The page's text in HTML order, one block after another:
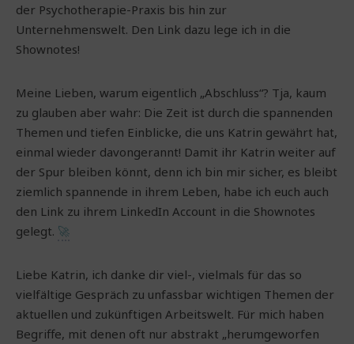
der Psychotherapie-Praxis bis hin zur
Unternehmenswelt. Den Link dazu lege ich in die
Shownotes!
Meine Lieben, warum eigentlich „Abschluss“? Tja, kaum
zu glauben aber wahr: Die Zeit ist durch die spannenden
Themen und tiefen Einblicke, die uns Katrin gewährt hat,
einmal wieder davongerannt! Damit ihr Katrin weiter auf
der Spur bleiben könnt, denn ich bin mir sicher, es bleibt
ziemlich spannende in ihrem Leben, habe ich euch auch
den Link zu ihrem LinkedIn Account in die Shownotes
gelegt. 🚀
Liebe Katrin, ich danke dir viel-, vielmals für das so
vielfältige Gespräch zu unfassbar wichtigen Themen der
aktuellen und zukünftigen Arbeitswelt. Für mich haben
Begriffe, mit denen oft nur abstrakt „herumgeworfen